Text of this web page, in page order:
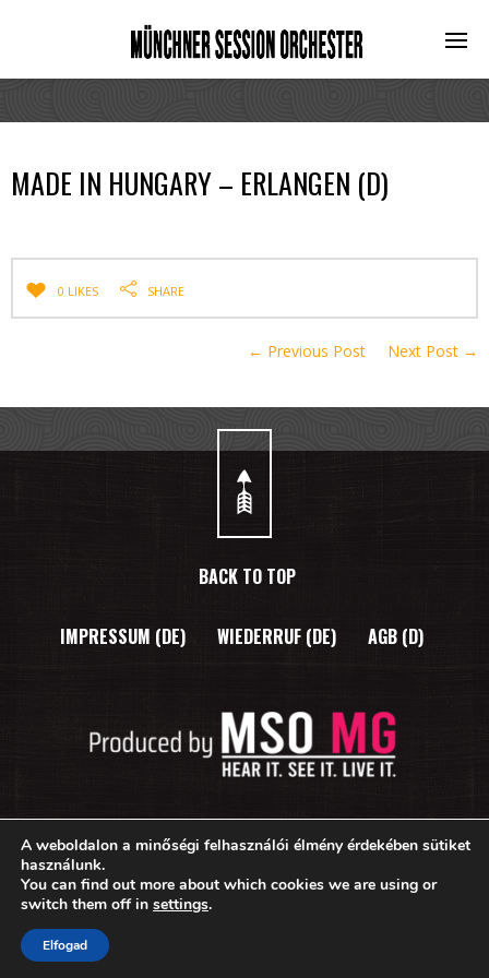
MADE IN HUNGARY – ERLANGEN (D)
0 LIKES SHARE
← Previous Post Next Post →
BACK TO TOP
IMPRESSUM (DE) WIEDERRUF (DE) AGB (D)
Copyright 2025 © Münchner Session Orchester
Redesigned by MSO 
A weboldalon a minőségi felhasználói élmény érdekében sütiket
használunk.
You can find out more about which cookies we are using or
switch them off in settings.
Elfogad